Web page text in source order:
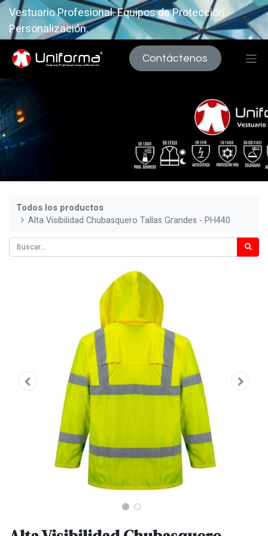
Vestuario Profesional. Equipos de Protección.
Personalización.
Contáctenos
Todos los productos
Alta Visibilidad Chubasquero Tallas Grandes - PH440